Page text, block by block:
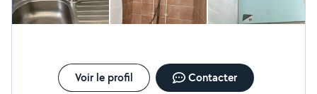
Voir le profil Contacter